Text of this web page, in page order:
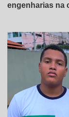
engenharias na